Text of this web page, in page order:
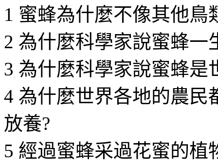
1 蜜蜂為什麼不像其他鳥
2 為什麼科學家說蜜蜂一
3 為什麼科學家說蜜蜂是
4 為什麼世界各地的農民
放養?
5 經過蜜蜂采過花蜜的植